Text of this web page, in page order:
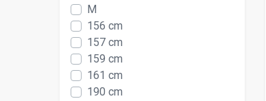
M
156 cm
157 cm
159 cm
161 cm
190 cm